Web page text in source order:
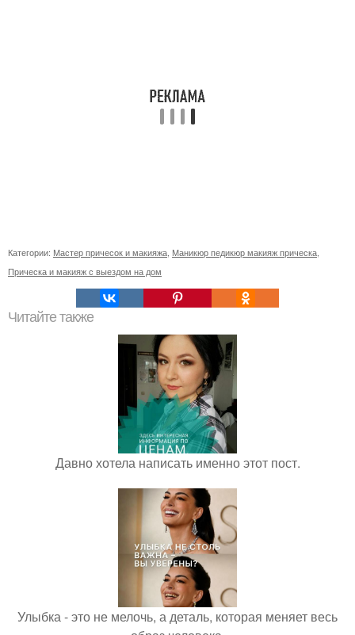
Категории: Мастер причесок и макияжа Маникюр педикюр макияж прическа
Прическа и макияж с выездом на дом
Читайте также
Давно хотела написать именно этот пост.
Улыбка - это не мелочь, а деталь, которая меняет весь